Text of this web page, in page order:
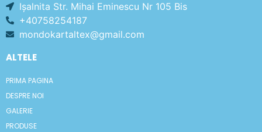
Işalnita Str. Mihai Eminescu Nr 105 Bis
+40758254187
mondokartaltex@gmail.com
ALTELE
PRIMA PAGINA
DESPRE NOI
GALERIE
PRODUSE